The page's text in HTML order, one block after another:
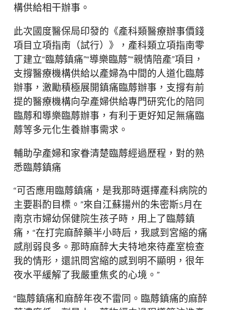
構供給相干辦事。
此次國度醫保局印發的《產科類醫療辦事價錢
項目立項指南（試行）》，產科類立項指南零
丁建立“臨蓐鎮痛”“導樂臨蓐”“親情陪產”項目，
支撐醫療機構供給以產婦為中間的人道化臨蓐
辦事，激勵積極展開鎮痛臨蓐辦事，支撐有前
提的醫療機構向孕產婦供給專門研究化的陪同
臨蓐和導樂臨蓐辦事，有利于更好知足無痛臨
蓐等多元化生養辦事需求。
輔助孕產婦和家眷清楚臨蓐經過歷程，對的熟
悉臨蓐鎮痛
“可否應用臨蓐鎮痛，是我那時選擇產科病院的
主要斟酌目標。”來自江蘇揚州的朱密斯5月在
南京市婦幼保健院生孩子時，用上了臨蓐鎮
痛，“在打完麻醉藥半小時后，我感到宮縮的痛
感削弱良多。那時麻醉大夫特地來待產室檢查
我的情形，還訊問宮縮的感到明不顯明，很年
夜水平緩解了我嚴重焦炙的心境。”
“臨蓐鎮痛和麻醉年夜不雷同。臨蓐鎮痛的麻醉